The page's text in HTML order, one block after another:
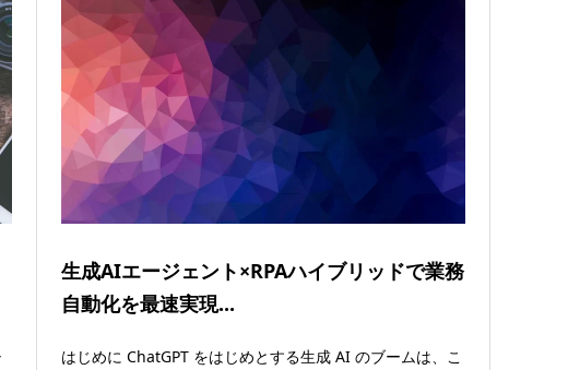
生成AIエージェント×RPAハイブリッドで業務
自動化を最速実現...
はじめに ChatGPT をはじめとする生成 AI のブームは、こ